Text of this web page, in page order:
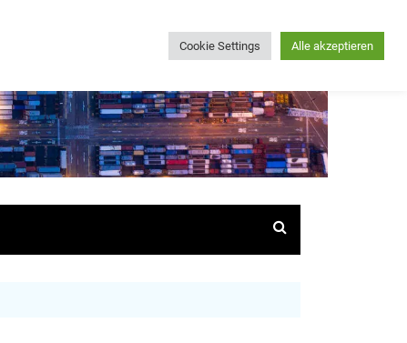
Cookie Settings Alle akzeptieren